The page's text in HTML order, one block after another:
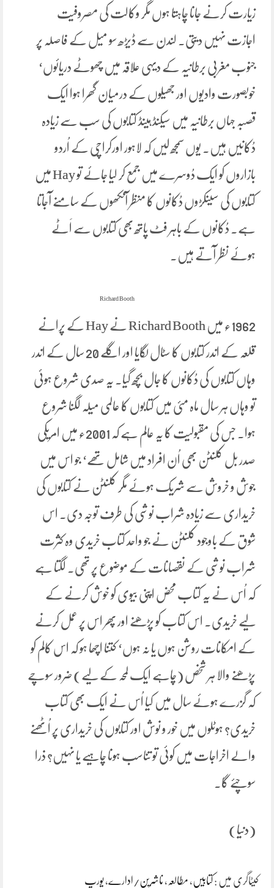
زیارت کرنے جانا چاہتا ہوں مگر وکالت کی مصروفیت
اجازت نہیں دیتی۔ لندن سے ڈیڑھ سو میل کے فاصلہ پر
جنوب مغربی برطانیہ کے دیہی علاقہ میں چھوٹے دریائوں‘
خوبصورت وادیوں اور جھیلوں کے درمیان گھرا ہوا ایک
قصبہ جہاں برطانیہ میں سیکنڈ ہینڈ کتابوں کی سب سے زیادہ
دُکانیں ہیں۔ یوں سمجھ لیں کہ لاہور اورکراچی کے اُردو
بازاروں کو ایک دُوسرے میں جمع کر لیا جائے تو Hay میں
کتابوں کی سینکڑوں دُکانوں کا منظر آنکھوں کے سامنے آجاتا
ہے۔ دُکانوں کے باہر فٹ پاتھ بھی کتابوں سے اَٹے
ہوئے نظر آتے ہیں۔
Richard Booth
1962ء میں Richard Booth نے Hay کے پرانے
قلعہ کے اندر کتابوں کا سٹال لگایا اور اگلے 20 سال کے اندر
وہاں کتابوں کی دُکانوں کا جال بچھ گیا۔ یہ صدی شروع ہوئی
تو وہاں ہر سال ماہ مئی میں کتابوں کا عالمی میلہ لگنا شروع
ہوا۔ جس کی مقبولیت کا یہ عالم ہے کہ 2001ء میں امریکی
صدر بل کلنٹن بھی اُن افراد میں شامل تھے‘ جو اس میں
جوش و خروش سے شریک ہوئے مگر کلنٹن نے کتابوں کی
خریداری سے زیادہ شراب نوشی کی طرف توجہ دی۔ اس
شوق کے باوجود کلنٹن نے جو واحد کتاب خریدی وہ کثرت
شراب نوشی کے نقصانات کے موضوع پر تھی۔ لگتا ہے
کہ اُس نے یہ کتاب محض اپنی بیوی کو خوش کرنے کے
لیے خریدی۔ اس کتاب کو پڑھنے اور پھر اس پر عمل کرنے
کے امکانات روشن ہوں یا نہ ہوں‘ کتنا اچھا ہو کہ اس کالم کو
پڑھنے والا ہر شخص (چاہے ایک لمحہ کے لیے) ضرور سوچے
کہ گزرے ہوئے سال میں کیا اُس نے ایک بھی کتاب
خریدی؟ ہوٹلوں میں خور و نوش اور کتابوں کی خریداری پر اُٹھنے
والے اخراجات میں کوئی تو تناسب ہونا چاہیے یا نہیں؟ ذرا
سوچئے گا۔
(دنیا)
کیٹاگری میں :کتابیں، مطالعہ ، ناشرین/ادارے،یورپ